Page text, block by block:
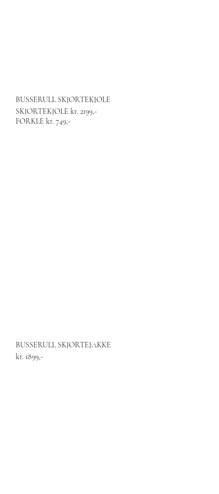
BUSSERULL SKJORTEKJOLE
SKJORTEKJOLE kr. 2199,-
FORKLE kr. 749,-
BUSSERULL SKJORTEJAKKE
kr. 1899,-